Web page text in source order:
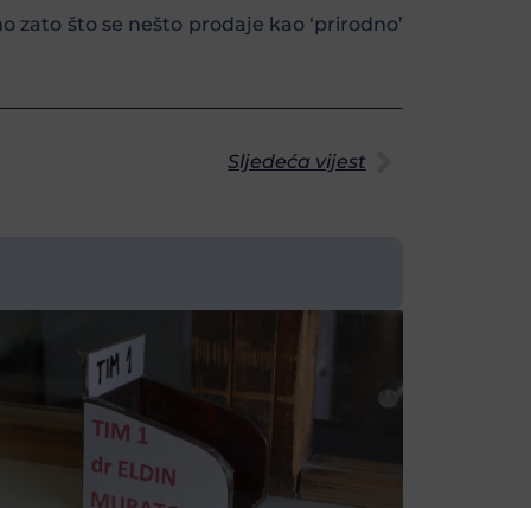
što se nešto prodaje kao ‘prirodno’
Sljedeća vijest